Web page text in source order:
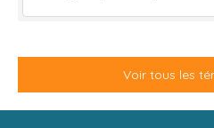
Voir tous les